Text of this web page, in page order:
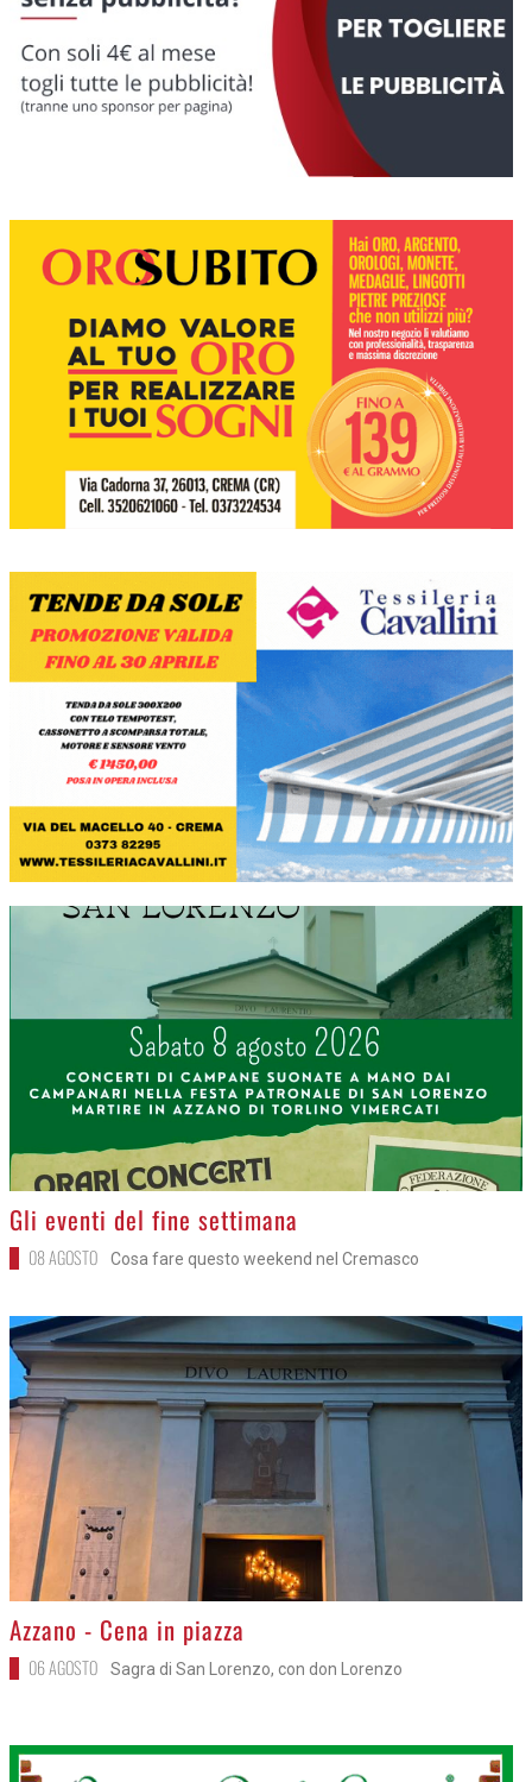
>
Gli eventi del fine settimana
08 AGOSTO Cosa fare questo weekend nel Cremasco
>
Azzano - Cena in piazza
06 AGOSTO Sagra di San Lorenzo, con don Lorenzo